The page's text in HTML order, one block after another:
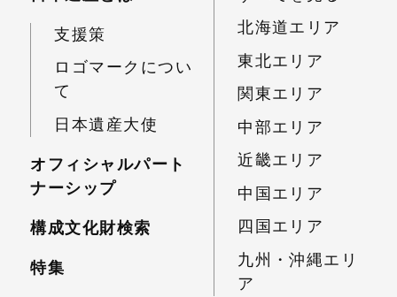
支援策
ロゴマークについ
て
日本遺産大使
オフィシャルパート
ナーシップ
構成文化財検索
特集
北海道エリア
東北エリア
関東エリア
中部エリア
近畿エリア
中国エリア
四国エリア
九州・沖縄エリ
ア